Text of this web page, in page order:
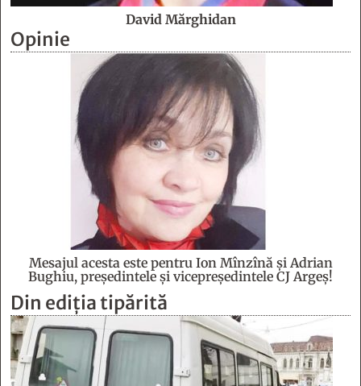
David Mărghidan
Opinie
Mesajul acesta este pentru Ion Mînzînă şi Adrian
Bughiu, preşedintele şi vicepreşedintele CJ Argeş!
Din ediția tipărită